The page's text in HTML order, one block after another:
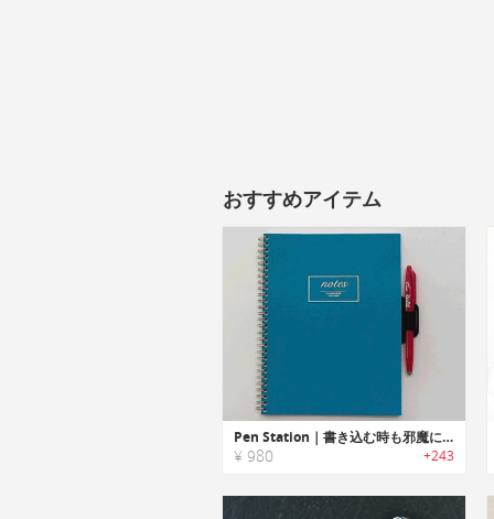
おすすめアイテム
Pen Station｜書き込む時も邪魔にならないノート用ペンホルダー「ペンステーション」
¥ 980 +243